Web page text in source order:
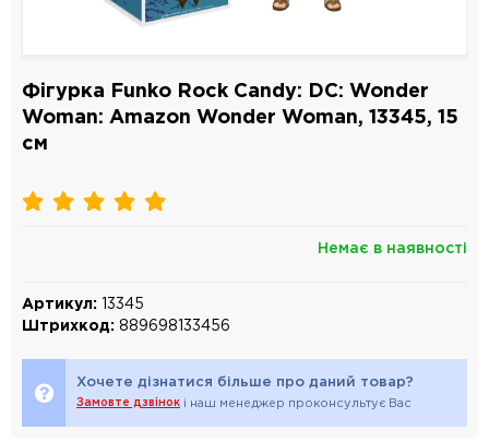
Фігурка Funko Rock Candy: DC: Wonder
Woman: Amazon Wonder Woman, 13345, 15
см
Немає в наявності
Артикул:
13345
Штрихкод: 889698133456
Хочете дізнатися більше про даний товар?
Замовте дзвінок і наш менеджер проконсультує Вас